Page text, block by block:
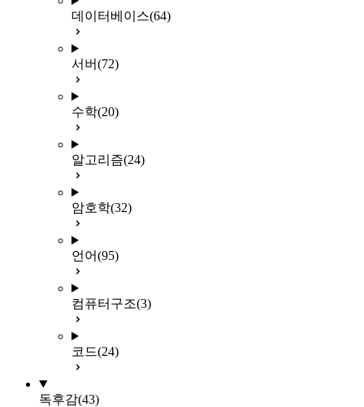
데이터베이스(64)
서버(72)
수학(20)
알고리즘(24)
암호학(32)
언어(95)
컴퓨터구조(3)
코드(24)
독후감(43)